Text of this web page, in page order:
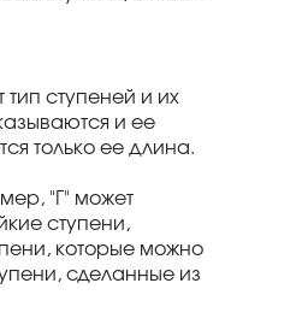
ступеней и их
и ее
только ее длина.
"Г" может
ступени,
которые можно
сделанные из